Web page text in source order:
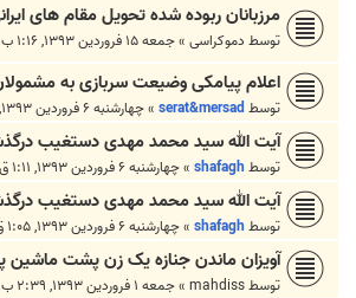
مرزبانان ربوده شده تحویل مقام های
توسط دموکراسی »جمعه ۱۵ فروردین ۱۳۹۳, ۱:۱۶ ب.ظ
اعلام پیامکی وضیعت سربازی به
توسط serat&mersad
»چهارشنبه ۶ فروردین ۱۳۹۳, ۱۱:۰۱ ق.ظ
آیت الله سید محمد مهدی دستغیب
توسط shafagh
»چهارشنبه ۶ فروردین ۱۳۹۳, ۱:۱۱ ق.ظ
آیت الله سید محمد مهدی دستغیب
توسط shafagh
»چهارشنبه ۶ فروردین ۱۳۹۳, ۱:۰۵ ق.ظ
آویزان ماندن جنازه یک زن پشت ماشین
توسطmahdiss
»جمعه ۱ فروردین ۱۳۹۳, ۲:۳۹ ب.ظ